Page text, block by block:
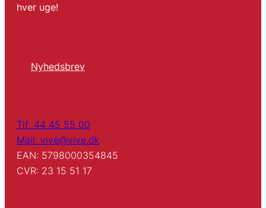
hver uge!
Nyhedsbrev
Tlf: 44 45 55 00
Mail: vive@vive.dk
EAN: 5798000354845
CVR: 23 15 51 17